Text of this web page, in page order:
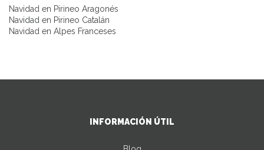
Navidad en Pirineo Aragonés
Navidad en Pirineo Catalán
Navidad en Alpes Franceses
INFORMACIÓN ÚTIL